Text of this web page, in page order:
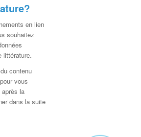
en lien
souhaitez
littérature.
contenu
vous
la
dans la suite